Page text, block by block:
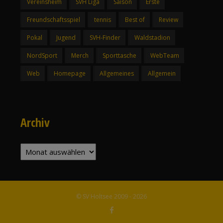
Vereinsheim SVH Liga Saison Erste
Freundschaftsspiel tennis Best of Review
Pokal Jugend SVH-Finder Waldstadion
NordSport Merch Sporttasche WebTeam
Web Homepage Allgemeines Allgemein
Archiv
Archiv
© SV Holtsee 2009 - 2026